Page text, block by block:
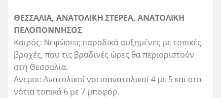
ΘΕΣΣΑΛΙΑ, ΑΝΑΤΟΛΙΚΗ ΣΤΕΡΕΑ, ΑΝΑΤΟΛΙΚΗ
ΠΕΛΟΠΟΝΝΗΣΟΣ
Καιρός: Νεφώσεις παροδικά αυξημένες με τοπικές
βροχές, που τις βραδινές ώρες θα περιοριστούν
στη Θεσσαλία.
Ανεμοι: Ανατολικοί νοτιοανατολικοί 4 με 5 και στα
νότια τοπικά 6 με 7 μποφόρ.